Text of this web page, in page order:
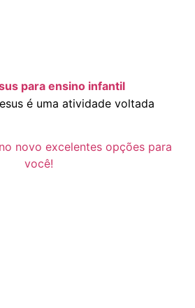
para ensino infantil
é uma atividade voltada